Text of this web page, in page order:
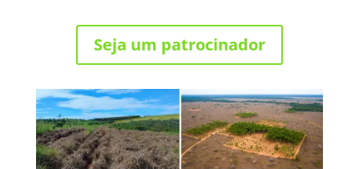
Seja um patrocinador